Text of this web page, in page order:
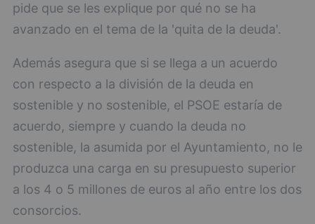
pide que se les explique por qué no se ha
avanzado en el tema de la 'quita de la deuda'.
Además asegura que si se llega a un acuerdo
con respecto a la división de la deuda en
sostenible y no sostenible, el PSOE estaría de
acuerdo, siempre y cuando la deuda no
sostenible, la asumida por el Ayuntamiento, no le
produzca una carga en su presupuesto superior
a los 4 o 5 millones de euros al año entre los dos
consorcios.